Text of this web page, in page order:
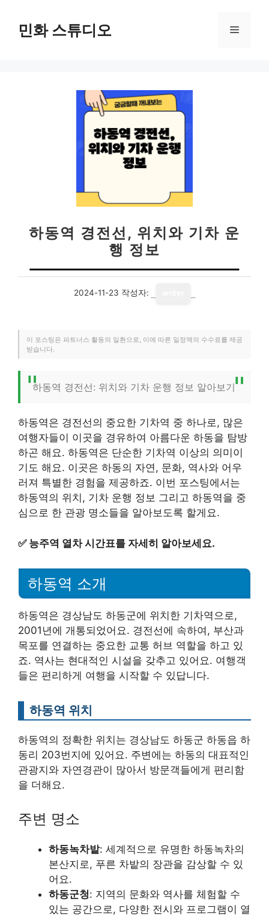
민화 스튜디오 메
하동역 경전선, 위치와 기차 운
행 정보
2024-11-23 작성자:
이 포스팅은 파트너스 활동의 일환으로, 이에 따른 일정액의 수수료를 제공
받습니다.
하동역 경전선: 위치와 기차 운행 정보 알아보기
하동역은 경전선의 중요한 기차역 중 하나로, 많은
여행자들이 이곳을 경유하여 아름다운 하동을 탐방
하곤 해요. 하동역은 단순한 기차역 이상의 의미이
기도 해요. 이곳은 하동의 자연, 문화, 역사와 어우
러져 특별한 경험을 제공하죠. 이번 포스팅에서는
하동역의 위치, 기차 운행 정보 그리고 하동역을 중
심으로 한 관광 명소들을 알아보도록 할게요.
✅ 능주역 열차 시간표를 자세히 알아보세요.
하동역 소개
하동역은 경상남도 하동군에 위치한 기차역으로,
2001년에 개통되었어요. 경전선에 속하여, 부산과
목포를 연결하는 중요한 교통 허브 역할을 하고 있
죠. 역사는 현대적인 시설을 갖추고 있어요. 여행객
들은 편리하게 여행을 시작할 수 있답니다.
하동역 위치
하동역의 정확한 위치는 경상남도 하동군 하동읍 하
동리 203번지에 있어요. 주변에는 하동의 대표적인
관광지와 자연경관이 많아서 방문객들에게 편리함
을 더해요.
주변 명소
하동녹차밭: 세계적으로 유명한 하동녹차의
본산지로, 푸른 차밭의 장관을 감상할 수 있
어요.
하동군청: 지역의 문화와 역사를 체험할 수
있는 공간으로, 다양한 전시와 프로그램이 열